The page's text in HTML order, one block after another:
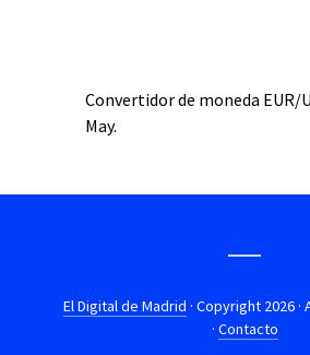
Convertidor de moneda EUR/
May.
El Digital de Madrid · Copyright 2026
· Contacto